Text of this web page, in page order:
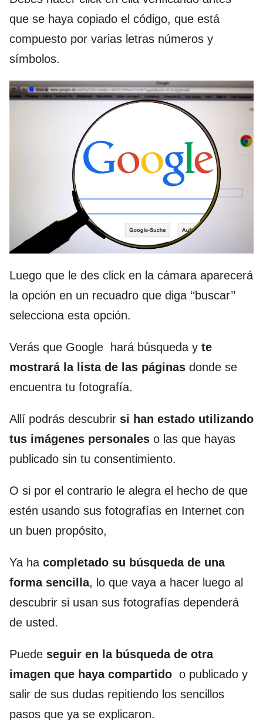
que se haya copiado el código, que está
compuesto por varias letras números y
símbolos.
Luego que le des click en la cámara aparecerá
la opción en un recuadro que diga ‘‘buscar’’
selecciona esta opción.
Verás que Google hará búsqueda y te
mostrará la lista de las páginas donde se
encuentra tu fotografía.
Allí podrás descubrir si han estado utilizando
tus imágenes personales o las que hayas
publicado sin tu consentimiento.
O si por el contrario le alegra el hecho de que
estén usando sus fotografías en Internet con
un buen propósito,
Ya ha completado su búsqueda de una
forma sencilla, lo que vaya a hacer luego al
descubrir si usan sus fotografías dependerá
de usted.
Puede seguir en la búsqueda de otra
imagen que haya compartido o publicado y
salir de sus dudas repitiendo los sencillos
pasos que ya se explicaron.